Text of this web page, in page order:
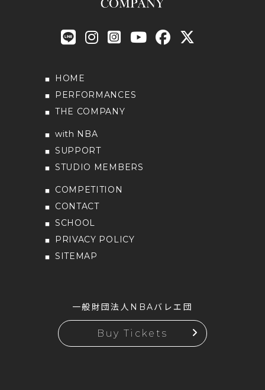
HOME
PERFORMANCES
THE COMPANY
with NBA
SUPPORT
STUDIO MEMBERS
COMPETITION
CONTACT
SCHOOL
PRIVACY POLICY
SITEMAP
一般財団法人NBAバレエ団
Buy Tickets